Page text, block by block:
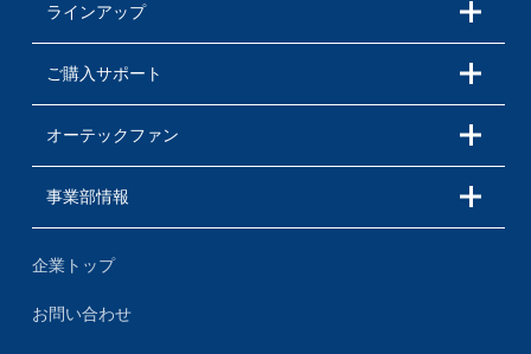
ラインアップ
ご購入サポート
オーテックファン
事業部情報
企業トップ
お問い合わせ